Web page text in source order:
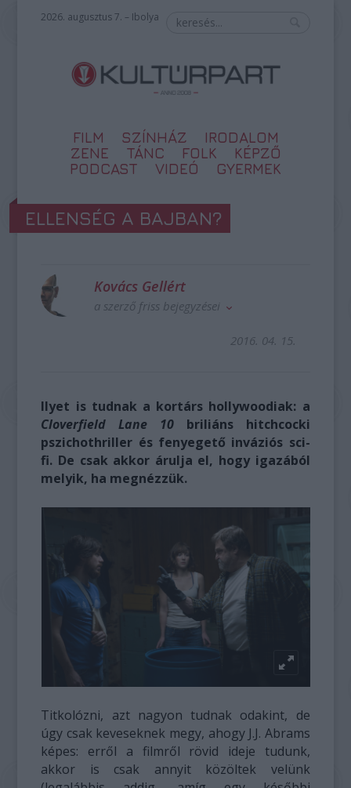
2026. augusztus 7. – Ibolya
FILM SZÍNHÁZ
IRODALOM
ZENE
TÁNC FOLK
KÉPZŐ
PODCAST
VIDEÓ GYERMEK
ELLENSÉG A BAJBAN?
Kovács Gellért
a szerző friss bejegyzései
2016. 04. 15.
Ilyet is tudnak a kortárs hollywoodiak: a
Cloverfield Lane 10 briliáns hitchcocki
pszichothriller és fenyegető inváziós sci-
fi. De csak akkor árulja el, hogy igazából
melyik, ha megnézzük.
Titkolózni, azt nagyon tudnak odakint, de
úgy csak keveseknek megy, ahogy J.J. Abrams
képes: erről a filmről rövid ideje tudunk,
akkor is csak annyit közöltek velünk